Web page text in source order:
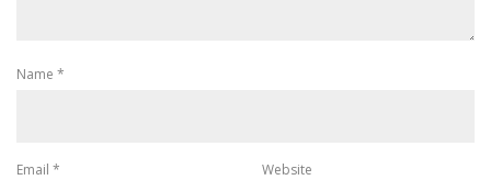
Name *
Email * Website